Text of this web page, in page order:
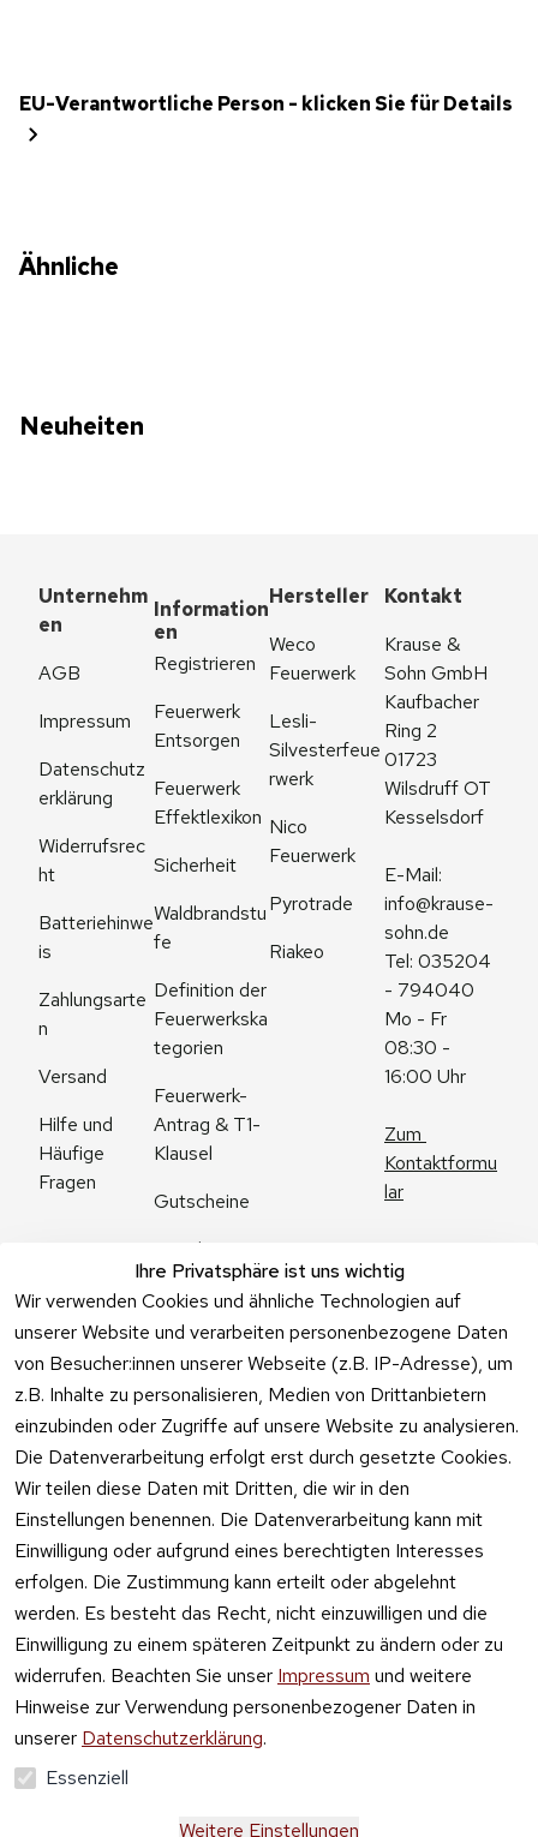
EU-Verantwortliche Person - klicken Sie für Details
Ähnliche
Neuheiten
Ihre Privatsphäre ist uns wichtig
Wir verwenden Cookies und ähnliche Technologien auf
unserer Website und verarbeiten personenbezogene Daten
von Besucher:innen unserer Webseite (z.B. IP-Adresse), um
z.B. Inhalte zu personalisieren, Medien von Drittanbietern
einzubinden oder Zugriffe auf unsere Website zu analysieren.
Die Datenverarbeitung erfolgt erst durch gesetzte Cookies.
Wir teilen diese Daten mit Dritten, die wir in den
Einstellungen benennen. Die Datenverarbeitung kann mit
Einwilligung oder aufgrund eines berechtigten Interesses
erfolgen. Die Zustimmung kann erteilt oder abgelehnt
werden. Es besteht das Recht, nicht einzuwilligen und die
Einwilligung zu einem späteren Zeitpunkt zu ändern oder zu
widerrufen. Beachten Sie unser Impressum und weitere
Hinweise zur Verwendung personenbezogener Daten in
unserer Datenschutzerklärung.
Essenziell
Weitere Einstellungen
Unternehm
en
AGB
Impressum
Datenschutz
erklärung
Widerrufsrec
ht
Batteriehinwe
is
Zahlungsarte
n
Versand
Hilfe und
Häufige
Fragen
Information
en
Registrieren
Feuerwerk
Entsorgen
Feuerwerk
Effektlexikon
Sicherheit
Waldbrandstu
fe
Definition der
Feuerwerkska
tegorien
Feuerwerk-
Antrag & T1-
Klausel
Gutscheine
Angebote
Feuerwerk
Online kaufen
Hersteller
Weco
Feuerwerk
Lesli-
Silvesterfeue
rwerk
Nico
Feuerwerk
Pyrotrade
Riakeo
Kontakt
Krause &
Sohn GmbH
Kaufbacher
Ring 2
01723
Wilsdruff OT
Kesselsdorf
info@krause-
sohn.de
Tel: 035204
- 794040
Mo - Fr
08:30 -
16:00 Uhr
Zum
Kontaktformu
lar
Vertrag
widerrufen